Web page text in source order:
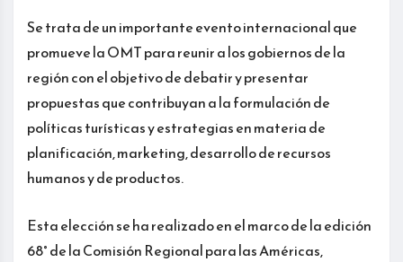
Se trata de un importante evento internacional que
promueve la OMT para reunir a los gobiernos de la
región con el objetivo de debatir y presentar
propuestas que contribuyan a la formulación de
políticas turísticas y estrategias en materia de
planificación, marketing, desarrollo de recursos
humanos y de productos.
Esta elección se ha realizado en el marco de la edición
68° de la Comisión Regional para las Américas,